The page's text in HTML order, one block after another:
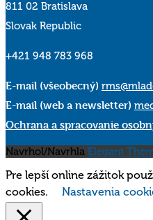
811 02 Bratislava
Slovak Republic
+421 948 783 968
E-mail (všeobecný)
E-mail (web a newsletter)
Ochrana a spracovanie
Navrhol/Navrhla Elegant
Pre lepší online zážitok
cookies.
Nastavenia